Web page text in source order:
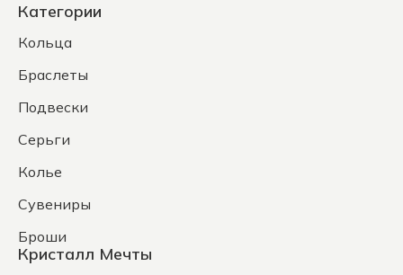
Категории
Кольца
Браслеты
Подвески
Серьги
Колье
Сувениры
Броши
Кристалл Мечты